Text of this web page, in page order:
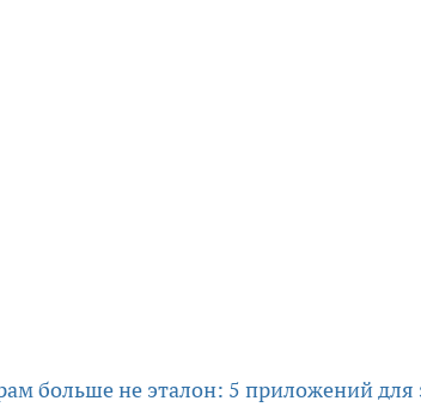
больше не эталон: 5 приложений